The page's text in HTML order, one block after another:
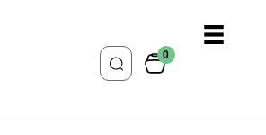
0